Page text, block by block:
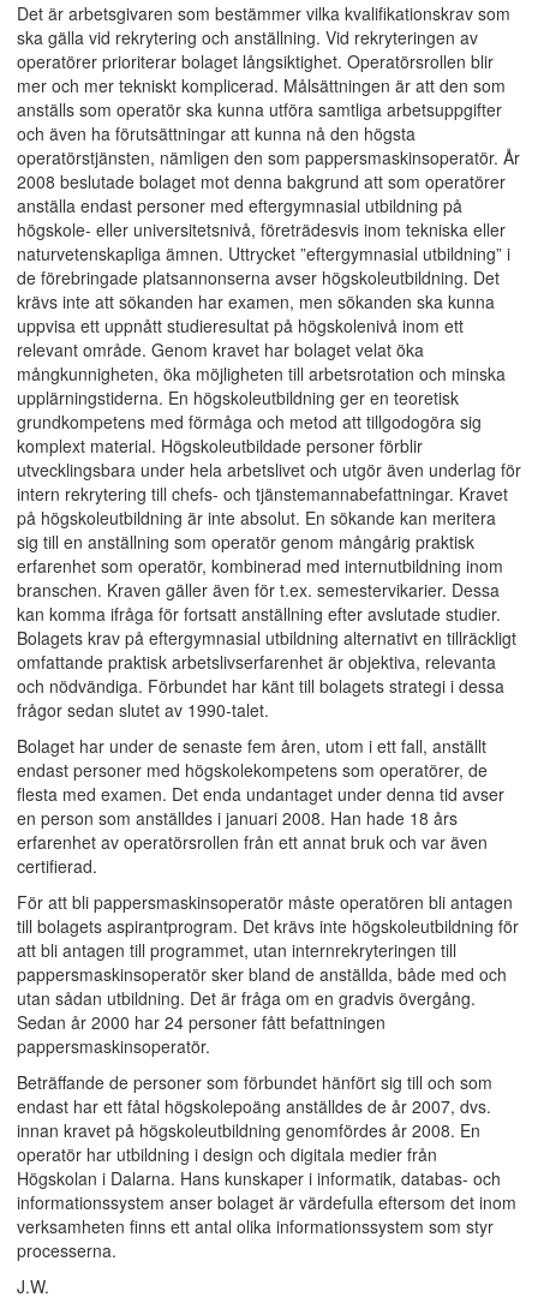
Det är arbetsgivaren som bestämmer vilka kvalifikationskrav som
ska gälla vid rekrytering och anställning. Vid rekryteringen av
operatörer prioriterar bolaget långsiktighet. Operatörsrollen blir
mer och mer tekniskt komplicerad. Målsättningen är att den som
anställs som operatör ska kunna utföra samtliga arbetsuppgifter
och även ha förutsättningar att kunna nå den högsta
operatörstjänsten, nämligen den som pappersmaskinsoperatör. År
2008 beslutade bolaget mot denna bakgrund att som operatörer
anställa endast personer med eftergymnasial utbildning på
högskole- eller universitetsnivå, företrädesvis inom tekniska eller
naturvetenskapliga ämnen. Uttrycket ”eftergymnasial utbildning” i
de förebringade platsannonserna avser högskoleutbildning. Det
krävs inte att sökanden har examen, men sökanden ska kunna
uppvisa ett uppnått studieresultat på högskolenivå inom ett
relevant område. Genom kravet har bolaget velat öka
mångkunnigheten, öka möjligheten till arbetsrotation och minska
upplärningstiderna. En högskoleutbildning ger en teoretisk
grundkompetens med förmåga och metod att tillgodogöra sig
komplext material. Högskoleutbildade personer förblir
utvecklingsbara under hela arbetslivet och utgör även underlag för
intern rekrytering till chefs- och tjänstemannabefattningar. Kravet
på högskoleutbildning är inte absolut. En sökande kan meritera
sig till en anställning som operatör genom mångårig praktisk
erfarenhet som operatör, kombinerad med internutbildning inom
branschen. Kraven gäller även för t.ex. semestervikarier. Dessa
kan komma ifråga för fortsatt anställning efter avslutade studier.
Bolagets krav på eftergymnasial utbildning alternativt en tillräckligt
omfattande praktisk arbetslivserfarenhet är objektiva, relevanta
och nödvändiga. Förbundet har känt till bolagets strategi i dessa
frågor sedan slutet av 1990-talet.
Bolaget har under de senaste fem åren, utom i ett fall, anställt
endast personer med högskolekompetens som operatörer, de
flesta med examen. Det enda undantaget under denna tid avser
en person som anställdes i januari 2008. Han hade 18 års
erfarenhet av operatörsrollen från ett annat bruk och var även
certifierad.
För att bli pappersmaskinsoperatör måste operatören bli antagen
till bolagets aspirantprogram. Det krävs inte högskoleutbildning för
att bli antagen till programmet, utan internrekryteringen till
pappersmaskinsoperatör sker bland de anställda, både med och
utan sådan utbildning. Det är fråga om en gradvis övergång.
Sedan år 2000 har 24 personer fått befattningen
pappersmaskinsoperatör.
Beträffande de personer som förbundet hänfört sig till och som
endast har ett fåtal högskolepoäng anställdes de år 2007, dvs.
innan kravet på högskoleutbildning genomfördes år 2008. En
operatör har utbildning i design och digitala medier från
Högskolan i Dalarna. Hans kunskaper i informatik, databas- och
informationssystem anser bolaget är värdefulla eftersom det inom
verksamheten finns ett antal olika informationssystem som styr
processerna.
J.W.